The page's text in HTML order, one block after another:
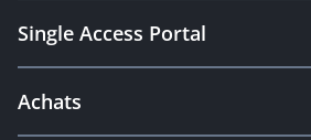
Single Access Portal
Achats